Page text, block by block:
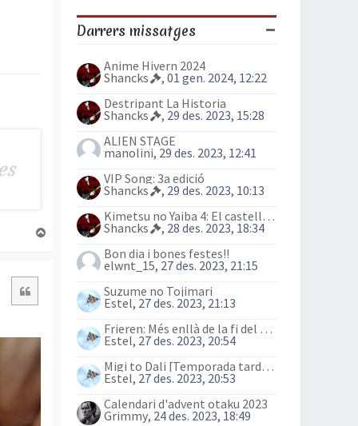
Darrers missatges
Anime Hivern 2024
Shancks
, 01 gen. 2024, 12:22
Destripant La Historia
Shancks
, 29 des. 2023, 15:28
ALIEN STAGE
manolini, 29 des. 2023, 12:41
VIP Song: 3a edició
Shancks
, 29 des. 2023, 10:13
Kimetsu no Yaiba 4: El castell Infinit
Shancks
, 28 des. 2023, 18:34
Bon dia i bones festes!!
elwnt_15, 27 des. 2023, 21:15
Suzume no Tojimari
Estel, 27 des. 2023, 21:13
Frieren: Més enllà de la fi del viatge (anime)
Estel, 27 des. 2023, 20:54
Migi to Dali [Temporada tardor 2023]
Estel, 27 des. 2023, 20:53
Calendari d'advent otaku 2023
Grimmy, 24 des. 2023, 18:49